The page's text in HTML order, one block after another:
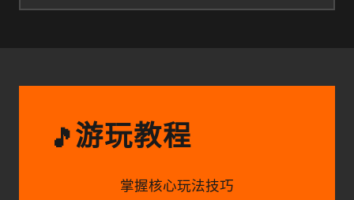
🎵游玩教程
掌握核心玩法技巧